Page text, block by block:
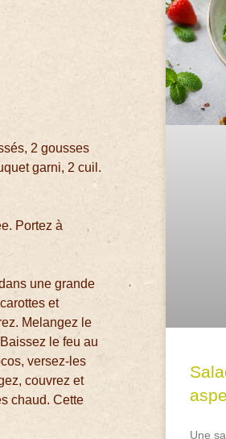
2 gousses
garni, 2 cuil.
Portez à
une grande
et
Melangez le
le feu au
versez-les
couvrez et
chaud. Cette
Une